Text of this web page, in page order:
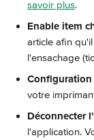
savoir plus.
Enable item
article afin
l'ensachage
Configuration
votre
Déconnecter
l'application.